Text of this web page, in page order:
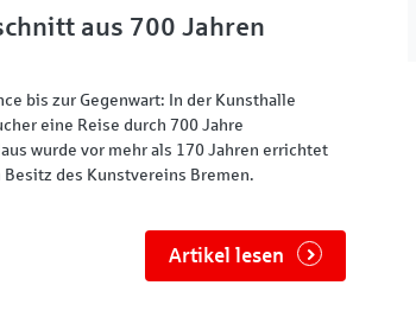
aus 700 Jahren
bis zur Gegenwart: In der Kunsthalle
eine Reise durch 700 Jahre
wurde vor mehr als 170 Jahren errichtet
des Kunstvereins Bremen.
Artikel lesen